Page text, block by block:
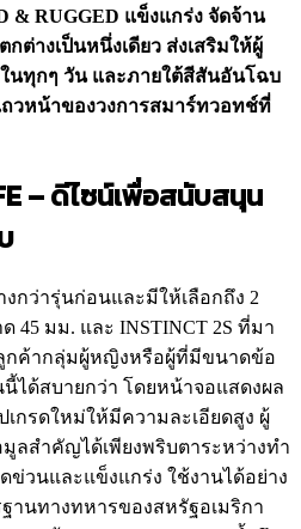
& RUGGED แข็งแกร่ง จัดจ้าน
ต่างเป็นหนึ่งเดียว ส่งเสริมให้ผู้
นทุกๆ วัน และภายใต้สีสันอันโฉบ
ถวหน้าของวงการสมาร์ทวอทช์ที่
–ดีไซน์เพื่อสนับสนุน
กว่ารุ่นก่อนและมีให้เลือกถึง 2
45 มม. และ INSTINCT 2S ที่มา
กค้ากลุ่มผู้หญิงหรือผู้ที่มีขนาดข้อ
ได้สบายกว่า โดยหน้าจอแสดงผล
เกรดใหม่ให้มีความละเอียดสูง ผู้
ลสำคัญได้เพียงพริบตาระหว่างทำ
ข่วนและแข็งแกร่ง ใช้งานได้อย่าง
านทางทหารของสหรัฐอเมริกา